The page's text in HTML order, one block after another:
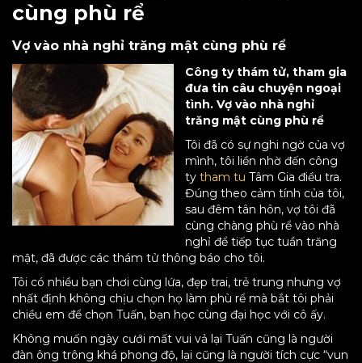
cùng phù rể
Vợ vào nhà nghỉ trăng mật cùng phù rể
Công tythám tử, tham gia
đưa tin câu chuyện ngoại
tình. Vợ vào nhà nghỉ
trăng mật cùng phù rể
Tôi đã có sự nghi ngờ của vợ
mình, tôi liền nhờ đến công
ty tham tu Tâm Gia điều tra.
Đúng theo cảm tính của tôi,
sau đêm tân hôn, vợ tôi đã
cùng chàng phù rể vào nhà
nghỉ để tiếp tục tuần trăng
mật, đã được các thám tử thông báo cho tôi.
Tôi có nhiều bạn chơi cùng lứa, đẹp trai, trẻ trung nhưng vợ
nhất định không chịu chọn họ làm phù rể mà bắt tôi phải
chiều em để chọn Tuấn, bạn học cùng đại học với cô ấy.
Không muốn ngày cưới mất vui vả lại Tuấn cũng là người
đàn ông trông khá phong độ, lại cũng là người tích cực “vun